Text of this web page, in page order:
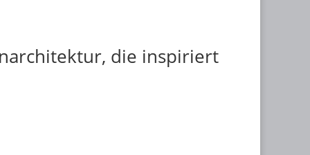
die inspiriert